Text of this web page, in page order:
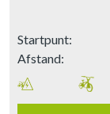
Startpunt:
Afstand: